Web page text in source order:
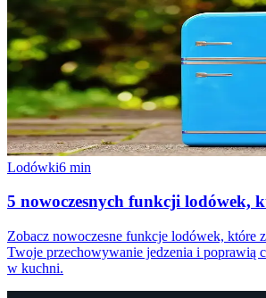
Lodówki6 min
5 nowoczesnych funkcji lodówek,
Zobacz nowoczesne funkcje lodówek, które
Twoje przechowywanie jedzenia i poprawią
w kuchni.